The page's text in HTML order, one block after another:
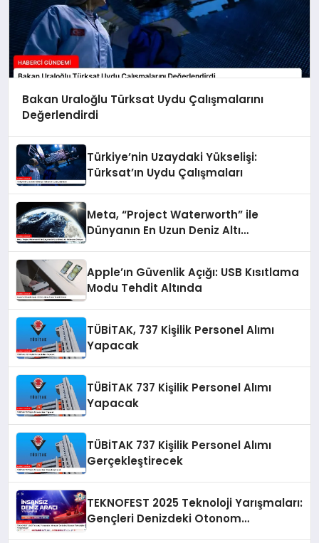
Bakan Uraloğlu Türksat Uydu Çalışmalarını
Değerlendirdi
Türkiye’nin Uzaydaki Yükselişi:
Türksat’ın Uydu Çalışmaları
Meta, “Project Waterworth” ile
Dünyanın En Uzun Deniz Altı
Apple’ın Güvenlik Açığı: USB Kısıtlama
Modu Tehdit Altında
TÜBİTAK, 737 Kişilik Personel Alımı
Yapacak
TÜBİTAK 737 Kişilik Personel Alımı
Yapacak
TÜBİTAK 737 Kişilik Personel Alımı
Gerçekleştirecek
TEKNOFEST 2025 Teknoloji Yarışmaları:
Gençleri Denizdeki Otonom